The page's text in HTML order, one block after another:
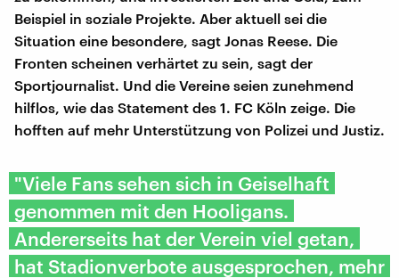
Beispiel in soziale Projekte. Aber aktuell sei die
Situation eine besondere, sagt Jonas Reese. Die
Fronten scheinen verhärtet zu sein, sagt der
Sportjournalist. Und die Vereine seien zunehmend
hilflos, wie das Statement des 1. FC Köln zeige. Die
hofften auf mehr Unterstützung von Polizei und Justiz.
"Viele Fans sehen sich in Geiselhaft
genommen mit den Hooligans.
Andererseits hat der Verein viel getan,
hat Stadionverbote ausgesprochen, mehr